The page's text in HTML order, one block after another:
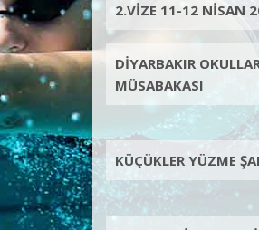
2.VİZE 11-12 NİSAN
DİYARBAKIR
MÜSABAKASI
KÜÇÜKLER YÜZME